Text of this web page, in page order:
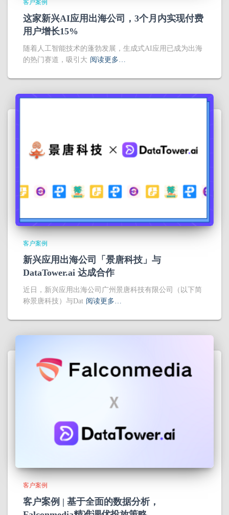
客户案例
这家新兴AI应用出海公司，3个月内实现付费
用户增长15%
随着人工智能技术的蓬勃发展，生成式AI应用已成为出海
的热门赛道，吸引大 阅读更多…
客户案例
新兴应用出海公司「景唐科技」与
DataTower.ai 达成合作
近日，新兴应用出海公司广州景唐科技有限公司（以下简
称景唐科技）与Dat 阅读更多…
客户案例
客户案例 | 基于全面的数据分析，